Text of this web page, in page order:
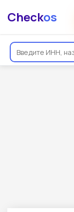
Checkos